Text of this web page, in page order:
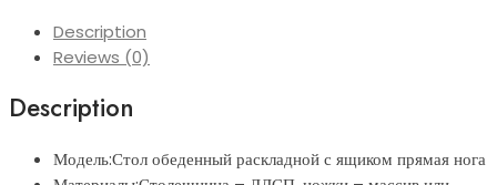
нога
quantity
Description
Reviews (0)
Description
Модель:Стол обеденный раскладной с ящиком прямая нога